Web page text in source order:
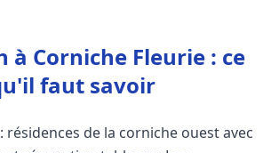
à Corniche Fleurie : ce
faut savoir
résidences de la corniche ouest avec